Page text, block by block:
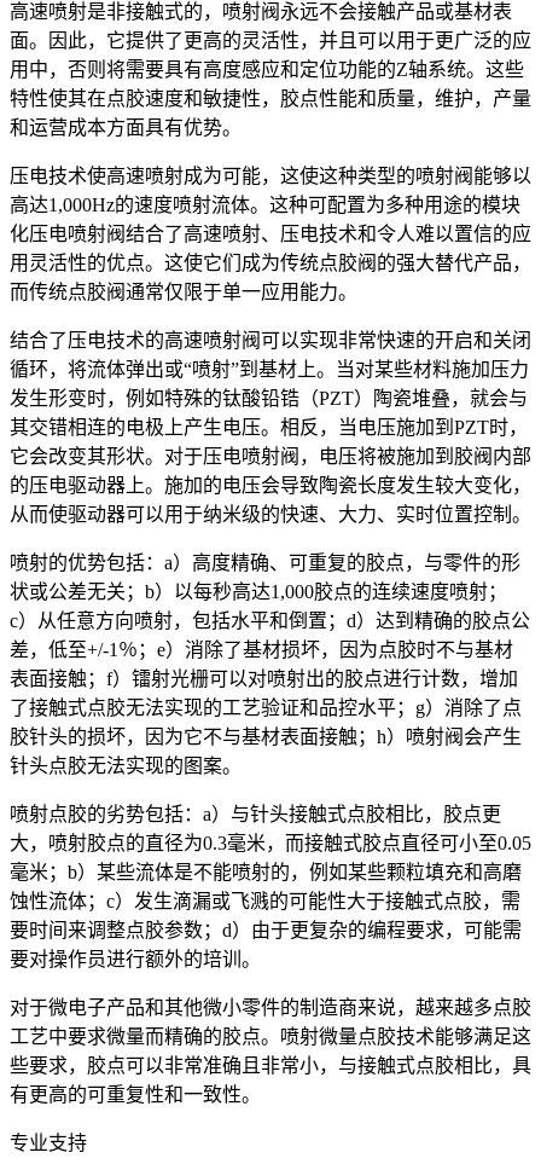
高速喷射是非接触式的，喷射阀永远不会接触产品或基材表
面。因此，它提供了更高的灵活性，并且可以用于更广泛的应
用中，否则将需要具有高度感应和定位功能的Z轴系统。这些
特性使其在点胶速度和敏捷性，胶点性能和质量，维护，产量
和运营成本方面具有优势。
压电技术使高速喷射成为可能，这使这种类型的喷射阀能够以
高达1,000Hz的速度喷射流体。这种可配置为多种用途的模块
化压电喷射阀结合了高速喷射、压电技术和令人难以置信的应
用灵活性的优点。这使它们成为传统点胶阀的强大替代产品，
而传统点胶阀通常仅限于单一应用能力。
结合了压电技术的高速喷射阀可以实现非常快速的开启和关闭
循环，将流体弹出或“喷射”到基材上。当对某些材料施加压力
发生形变时，例如特殊的钛酸铅锆（PZT）陶瓷堆叠，就会与
其交错相连的电极上产生电压。相反，当电压施加到PZT时，
它会改变其形状。对于压电喷射阀，电压将被施加到胶阀内部
的压电驱动器上。施加的电压会导致陶瓷长度发生较大变化，
从而使驱动器可以用于纳米级的快速、大力、实时位置控制。
喷射的优势包括：a）高度精确、可重复的胶点，与零件的形
状或公差无关；b）以每秒高达1,000胶点的连续速度喷射；
c）从任意方向喷射，包括水平和倒置；d）达到精确的胶点公
差，低至+/-1％；e）消除了基材损坏，因为点胶时不与基材
表面接触；f）镭射光栅可以对喷射出的胶点进行计数，增加
了接触式点胶无法实现的工艺验证和品控水平；g）消除了点
胶针头的损坏，因为它不与基材表面接触；h）喷射阀会产生
针头点胶无法实现的图案。
喷射点胶的劣势包括：a）与针头接触式点胶相比，胶点更
大，喷射胶点的直径为0.3毫米，而接触式胶点直径可小至0.05
毫米；b）某些流体是不能喷射的，例如某些颗粒填充和高磨
蚀性流体；c）发生滴漏或飞溅的可能性大于接触式点胶，需
要时间来调整点胶参数；d）由于更复杂的编程要求，可能需
要对操作员进行额外的培训。
对于微电子产品和其他微小零件的制造商来说，越来越多点胶
工艺中要求微量而精确的胶点。喷射微量点胶技术能够满足这
些要求，胶点可以非常准确且非常小，与接触式点胶相比，具
有更高的可重复性和一致性。
专业支持